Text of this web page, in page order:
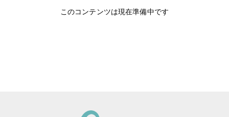
このコンテンツは現在準備中です